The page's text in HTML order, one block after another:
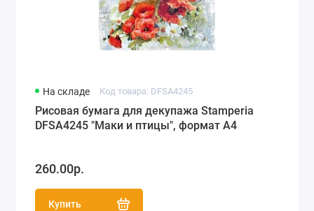
На складе Код товара: DFSA4245
Рисовая бумага для декупажа Stamperia
DFSA4245 "Маки и птицы", формат А4
260.00р.
Купить